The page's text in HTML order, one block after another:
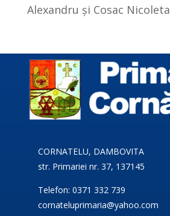
Alexandru și Cosac Nicoleta
CORNATELU, DAMBOVITA
str. Primariei nr. 37, 137145
Telefon: 0371 332 739
cornateluprimaria@yahoo.com